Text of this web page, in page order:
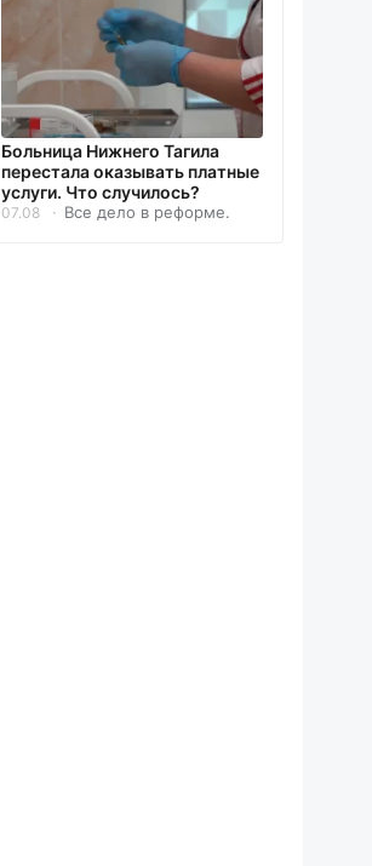
Больница Нижнего Тагила
перестала оказывать платные
услуги. Что случилось?
07.08 Все дело в реформе.